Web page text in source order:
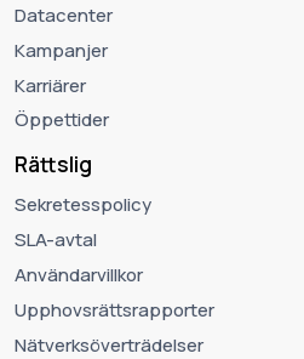
Datacenter
Kampanjer
Karriärer
Öppettider
Rättslig
Sekretesspolicy
SLA-avtal
Användarvillkor
Upphovsrättsrapporter
Nätverksöverträdelser